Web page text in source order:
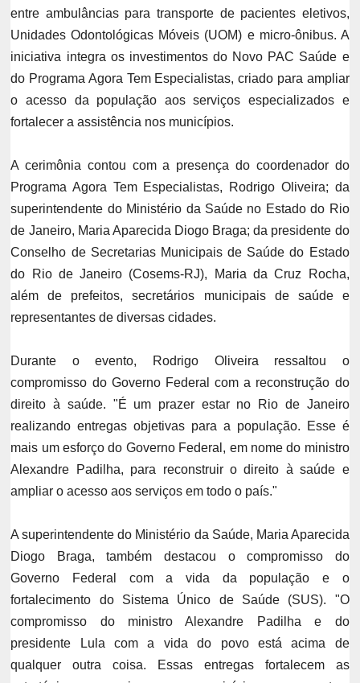
entre ambulâncias para transporte de pacientes eletivos,
Unidades Odontológicas Móveis (UOM) e micro-ônibus. A
iniciativa integra os investimentos do Novo PAC Saúde e
do Programa Agora Tem Especialistas, criado para ampliar
o acesso da população aos serviços especializados e
fortalecer a assistência nos municípios.
A cerimônia contou com a presença do coordenador do
Programa Agora Tem Especialistas, Rodrigo Oliveira; da
superintendente do Ministério da Saúde no Estado do Rio
de Janeiro, Maria Aparecida Diogo Braga; da presidente do
Conselho de Secretarias Municipais de Saúde do Estado
do Rio de Janeiro (Cosems-RJ), Maria da Cruz Rocha,
além de prefeitos, secretários municipais de saúde e
representantes de diversas cidades.
Durante o evento, Rodrigo Oliveira ressaltou o
compromisso do Governo Federal com a reconstrução do
direito à saúde. "É um prazer estar no Rio de Janeiro
realizando entregas objetivas para a população. Esse é
mais um esforço do Governo Federal, em nome do ministro
Alexandre Padilha, para reconstruir o direito à saúde e
ampliar o acesso aos serviços em todo o país."
A superintendente do Ministério da Saúde, Maria Aparecida
Diogo Braga, também destacou o compromisso do
Governo Federal com a vida da população e o
fortalecimento do Sistema Único de Saúde (SUS). "O
compromisso do ministro Alexandre Padilha e do
presidente Lula com a vida do povo está acima de
qualquer outra coisa. Essas entregas fortalecem as